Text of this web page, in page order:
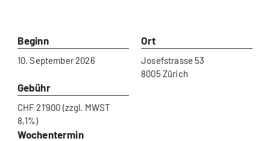
Beginn
10. September 2026
Ort
Josefstrasse 53
8005 Zürich
Gebühr
CHF 21'900 (zzgl. MWST
8,1%)
Wochentermin